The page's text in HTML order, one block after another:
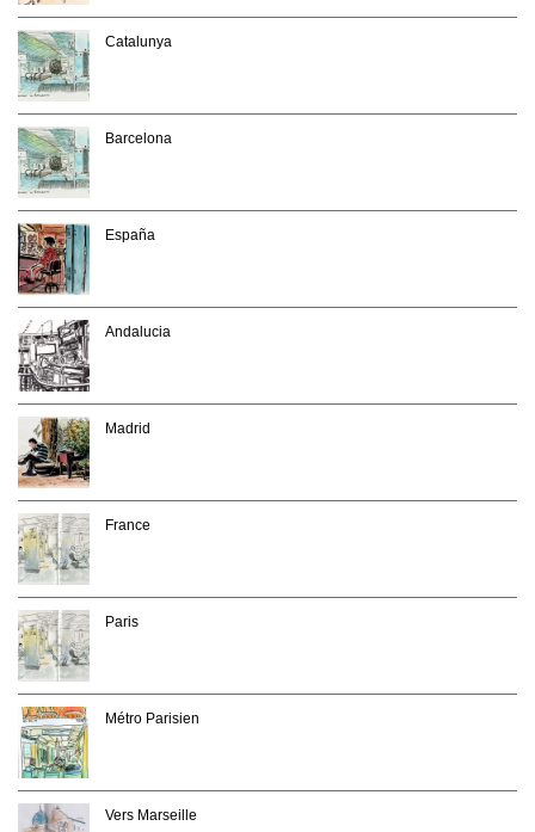
Catalunya
Barcelona
España
Andalucia
Madrid
France
Paris
Métro Parisien
Vers Marseille